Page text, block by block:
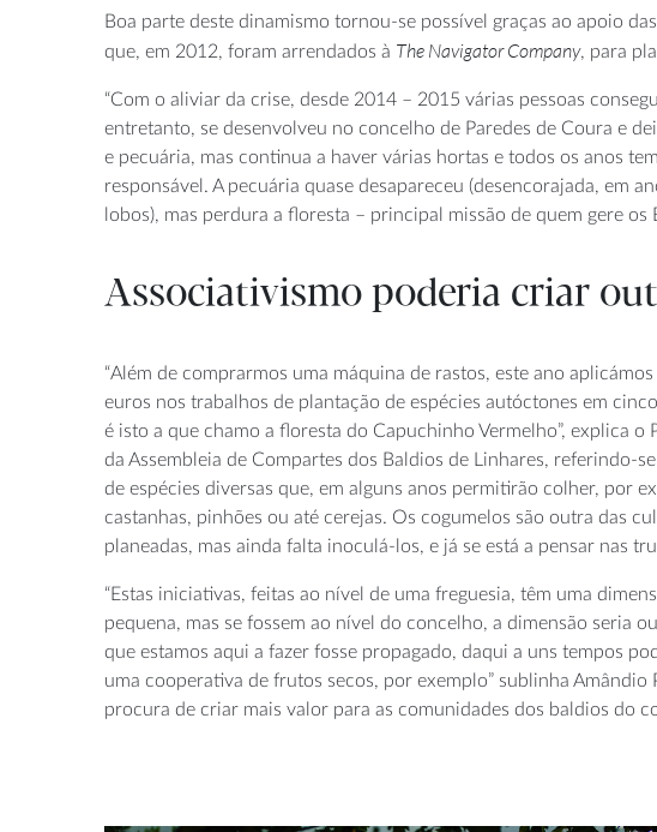
Boa parte deste dinamismo tornou-se possível graças ao apoio
que, em 2012, foram arrendados à The Navigator Company, para
“Com o aliviar da crise, desde 2014 – 2015 várias pessoas
entretanto, se desenvolveu no concelho de Paredes de Coura e
e pecuária, mas continua a haver várias hortas e todos os anos
responsável. A pecuária quase desapareceu (desencorajada, em
lobos), mas perdura a floresta – principal missão de quem gere os
Associativismo poderia criar
“Além de comprarmos uma máquina de rastos, este ano aplicámos
euros nos trabalhos de plantação de espécies autóctones em
é isto a que chamo a floresta do Capuchinho Vermelho”, explica o
da Assembleia de Compartes dos Baldios de Linhares, referindo-
de espécies diversas que, em alguns anos permitirão colher, por
castanhas, pinhões ou até cerejas. Os cogumelos são outra das
planeadas, mas ainda falta inoculá-los, e já se está a pensar nas
“Estas iniciativas, feitas ao nível de uma freguesia, têm uma
pequena, mas se fossem ao nível do concelho, a dimensão seria
que estamos aqui a fazer fosse propagado, daqui a uns tempos
uma cooperativa de frutos secos, por exemplo” sublinha Amândio
procura de criar mais valor para as comunidades dos baldios do